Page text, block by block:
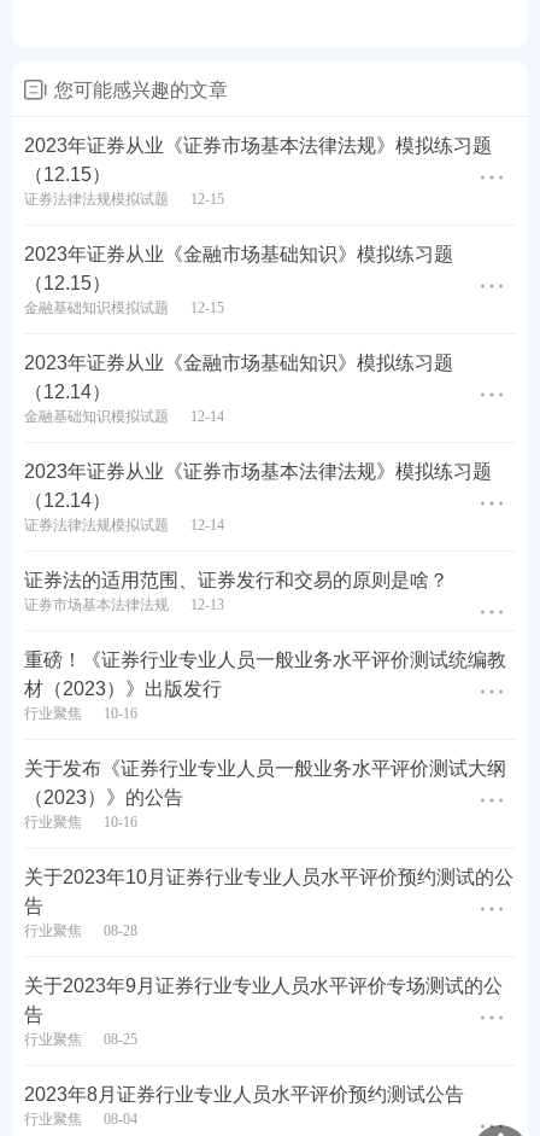
(六)测试费用
测试费用:61元/科,交费方式:网上交费。
二、测试报名条件
司、证券财务顾问公司拟任董事长、从事业务管理工
作的其他董事和监事、高级管理人员及从业人员和符
条规定的其他人员,由各公司预先将满足报名条件的考
生基本信息录入到报名系统后,考生即可登录报名系统
本次测试各考区机位有限,所有考生报名按照时间优
满额考区如有考生选择退考,该考区将会再次开放报名
直至满额。
三、测试纪律要求
(一)考生须持准考证和报名时所填写的有效证件参加
测试。身份证过期或遗失者,可持社会保障卡、公安机
关出具的临时身份证或临时身份证明原件(须有本人照
片,且加盖公安机关印章)参加测试,其他证件一律不得
入场。
(二)考生进入考场须按照监考人员要求就座。
(三)测试时手机应关闭,桌面只允许放置准考证、身份
证件、演算笔、橡皮及草稿纸,随身物品须放置在考场
指定位置,请考生不要将贵重物品带入考场,以防丢失。
(四)纸质准考证和草稿纸不得带离考场,否则将按一般
您可能感兴趣的文章
2023年证券从业《证券市场基本法律法规》模拟练习题
（12.15）
证券法律法规模拟试题 12-15
2023年证券从业《金融市场基础知识》模拟练习题
（12.15）
金融基础知识模拟试题 12-15
2023年证券从业《金融市场基础知识》模拟练习题
（12.14）
金融基础知识模拟试题 12-14
2023年证券从业《证券市场基本法律法规》模拟练习题
（12.14）
证券法律法规模拟试题 12-14
证券法的适用范围、证券发行和交易的原则是啥？
证券市场基本法律法规 12-13
重磅！《证券行业专业人员一般业务水平评价测试统编教
材（2023）》出版发行
行业聚焦 10-16
关于发布《证券行业专业人员一般业务水平评价测试大纲
（2023）》的公告
行业聚焦 10-16
关于2023年10月证券行业专业人员水平评价预约测试的公
告
行业聚焦 08-28
关于2023年9月证券行业专业人员水平评价专场测试的公
告
行业聚焦 08-25
2023年8月证券行业专业人员水平评价预约测试公告
行业聚焦 08-04